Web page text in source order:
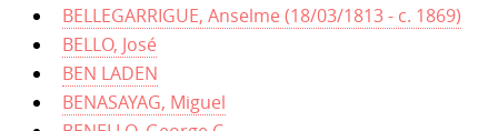
BELLEGARRIGUE, Anselme (18/03/1813 - c. 1869)
BELLO, José
BEN LADEN
BENASAYAG, Miguel